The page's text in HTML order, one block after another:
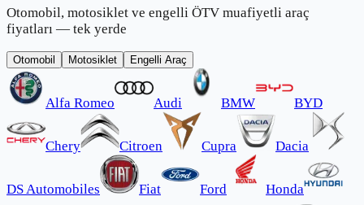
Otomobil, motosiklet ve engelli ÖTV muafiyetli araç
fiyatları — tek yerde
Otomobil Motosiklet Engelli Araç
Alfa Romeo Audi BMW BYD
Chery Citroen Cupra Dacia
DS Automobiles Fiat Ford Honda